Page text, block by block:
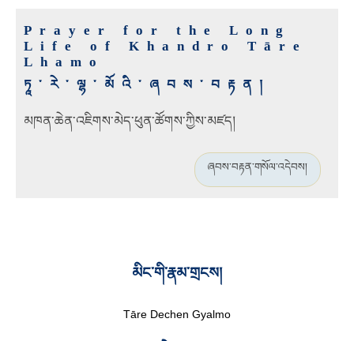
Prayer for the Long
Life of Khandro Tāre
Lhamo
ཏཱ་རེ་ལྷ་མོའི་ཞབས་བརྟན།
མཁན་ཆེན་འཇིགས་མེད་ཕུན་ཚོགས་ཀྱིས་མཛད།
ཞབས་བརྟན་གསོལ་འདེབས།
མིང་གི་རྣམ་གྲངས།
Tāre Dechen Gyalmo